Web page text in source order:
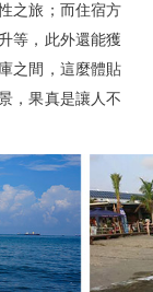
之旅；而住宿方
等，此外還能獲
之間，這麼體貼
，果真是讓人不